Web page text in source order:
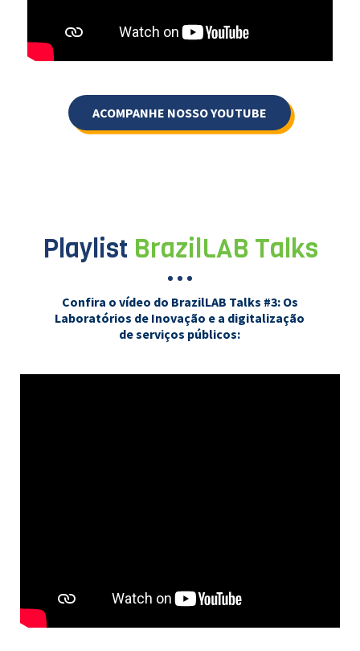
ACOMPANHE NOSSO YOUTUBE
Playlist BrazilLAB Talks
Confira o vídeo do BrazilLAB Talks #3: Os
Laboratórios de Inovação e a digitalização
de serviços públicos: